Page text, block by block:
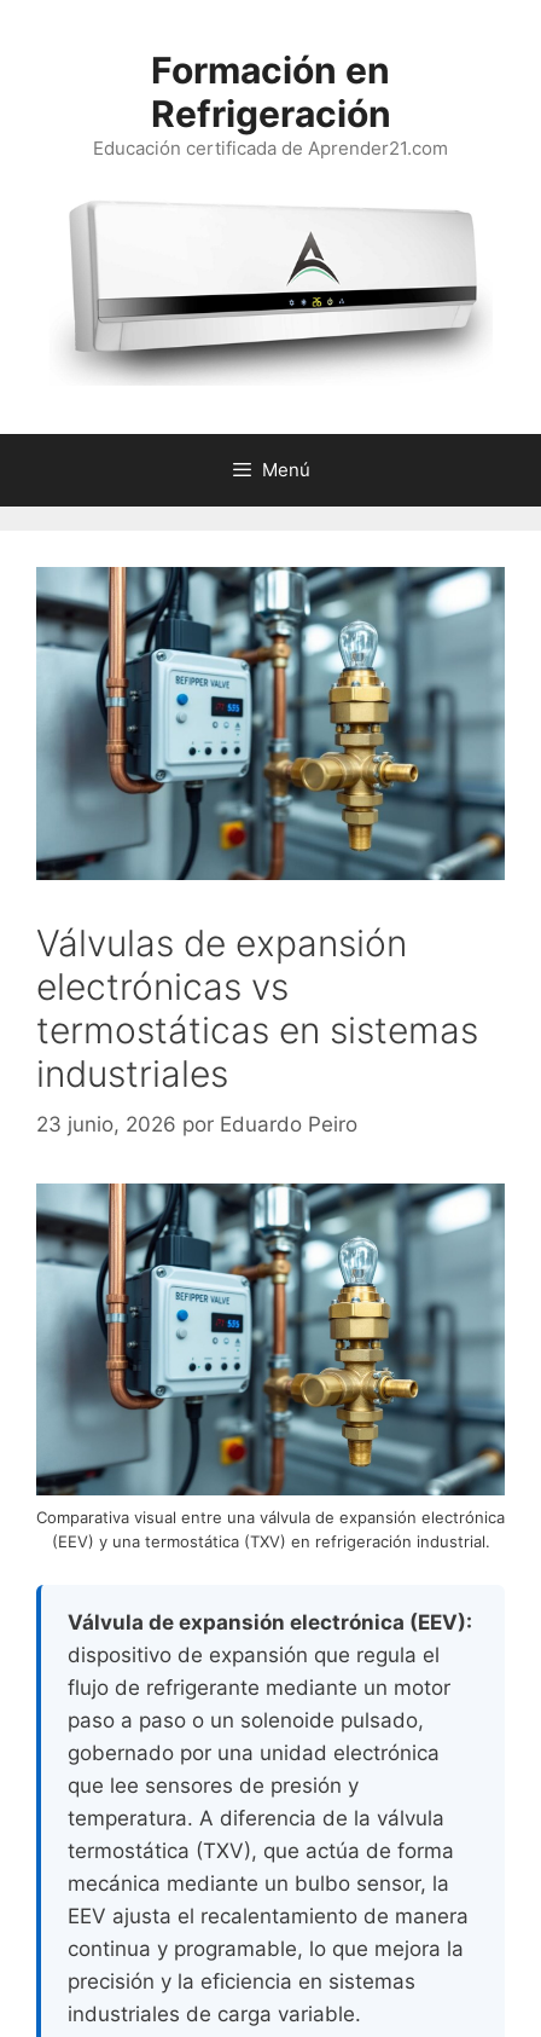
Formación en
Refrigeración
Educación certificada de Aprender21.com
Menú
Válvulas de expansión
electrónicas vs
termostáticas en sistemas
industriales
23 junio, 2026 por Eduardo Peiro
Comparativa visual entre una válvula de expansión electrónica
(EEV) y una termostática (TXV) en refrigeración industrial.
Válvula de expansión electrónica (EEV):
dispositivo de expansión que regula el
flujo de refrigerante mediante un motor
paso a paso o un solenoide pulsado,
gobernado por una unidad electrónica
que lee sensores de presión y
temperatura. A diferencia de la válvula
termostática (TXV), que actúa de forma
mecánica mediante un bulbo sensor, la
EEV ajusta el recalentamiento de manera
continua y programable, lo que mejora la
precisión y la eficiencia en sistemas
industriales de carga variable.